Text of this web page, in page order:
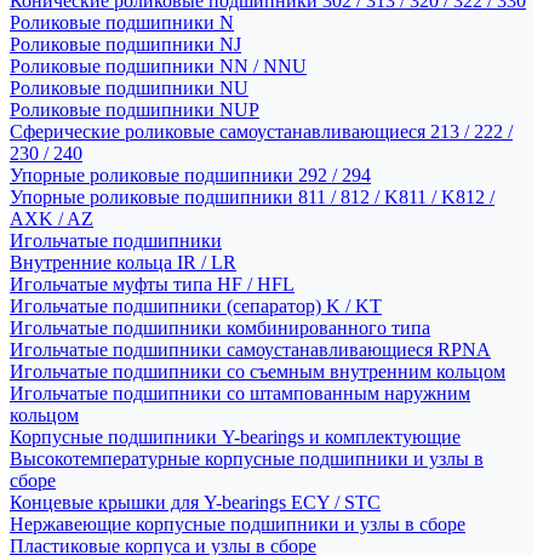
Роликовые подшипники N
Роликовые подшипники NJ
Роликовые подшипники NN / NNU
Роликовые подшипники NU
Роликовые подшипники NUP
Сферические роликовые самоустанавливающиеся 213 / 222 /
230 / 240
Упорные роликовые подшипники 292 / 294
Упорные роликовые подшипники 811 / 812 / K811 / K812 /
AXK / AZ
Игольчатые подшипники
Внутренние кольца IR / LR
Игольчатые муфты типа HF / HFL
Игольчатые подшипники (сепаратор) K / KT
Игольчатые подшипники комбинированного типа
Игольчатые подшипники самоустанавливающиеся RPNA
Игольчатые подшипники со съемным внутренним кольцом
Игольчатые подшипники со штампованным наружним
кольцом
Корпусные подшипники Y-bearings и комплектующие
Высокотемпературные корпусные подшипники и узлы в
сборе
Концевые крышки для Y-bearings ECY / STC
Нержавеющие корпусные подшипники и узлы в сборе
Пластиковые корпуса и узлы в сборе